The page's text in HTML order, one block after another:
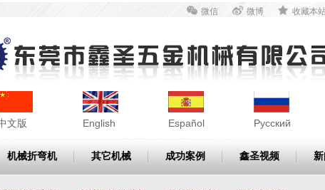
微信 微博 收藏本
文版 English Español Pусский
机械折弯机 其它机械 成功案例 鑫圣视频